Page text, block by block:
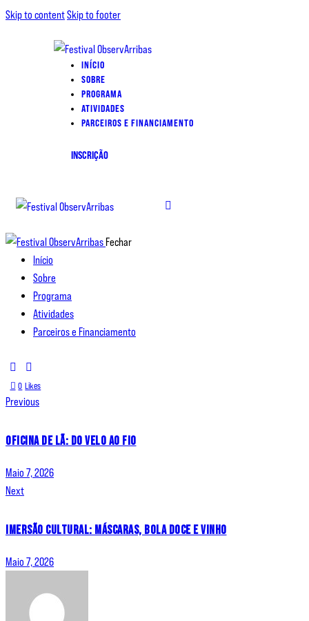
Skip to contentSkip to footer
INÍCIO
SOBRE
PROGRAMA
ATIVIDADES
PARCEIROS E FINANCIAMENTO
INSCRIÇÃO
Fechar
Início
Sobre
Programa
Atividades
Parceiros e Financiamento
0 Likes
Previous
Oficina de lã: do velo ao fio
Maio 7, 2026
Next
Imersão cultural: Máscaras, bola doce e vinho
Maio 7, 2026